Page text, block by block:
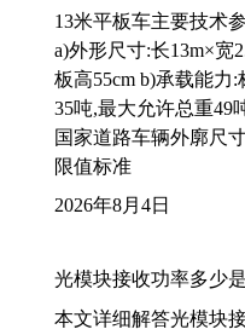
13米平板车主要技术
a)外形尺寸:长13m×宽
板高55cm b)承载能力:
35吨,最大允许总重49
国家道路车辆外廓尺
限值标准
2026年8月4日
光模块接收功率多少
本文详细解答光模块